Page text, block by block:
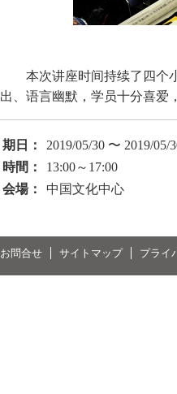
本次讲座时间持续了四个
出、语言幽默，学员十分喜爱
期日：
2019/05/30 〜 2019/05/
時間：
13:00～17:00
会場：
中国文化中心
お問合せ サイトマップ プライ